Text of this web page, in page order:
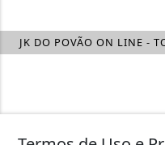
JK DO POVÃO ON LINE -